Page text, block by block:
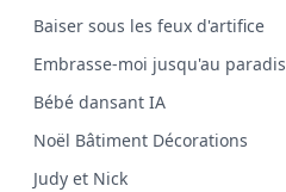
Baiser sous les feux d'artifice
Embrasse-moi jusqu'au paradis
Bébé dansant IA
Noël Bâtiment Décorations
Judy et Nick